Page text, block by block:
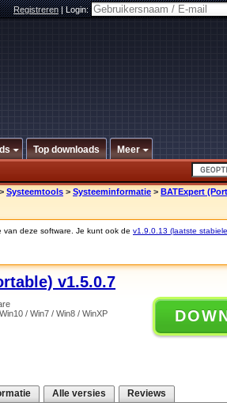
Registreren|Login:
Top downloads Meer
> Systeemtools > Systeeminformatie > BATExpert
van deze software. Je kunt ook de v1.9.0.13 (laatste
v1.5.0.7
/ Win7 / Win8 / WinXP
Alle versies Reviews